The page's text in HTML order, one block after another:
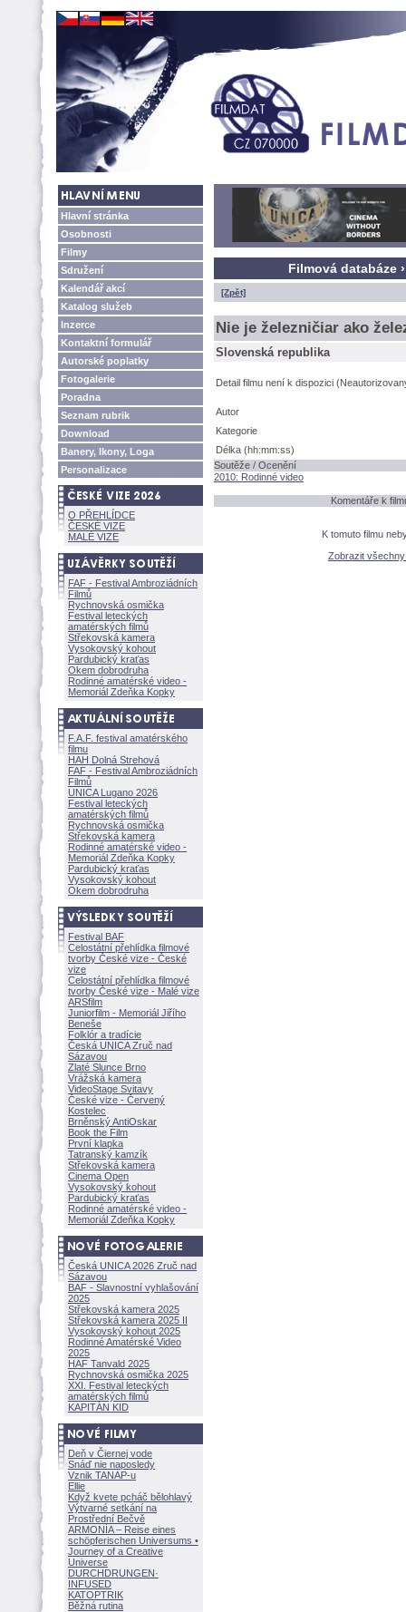
Hlavní stránka
Osobnosti
Filmy
Sdružení
Kalendář akcí
Katalog služeb
Inzerce
Kontaktní formulář
Autorské poplatky
Fotogalerie
Poradna
Seznam rubrik
Download
Banery, Ikony, Loga
Personalizace
O PŘEHLÍDCE
ČESKÉ VIZE
MALÉ VIZE
FAF - Festival Ambroziádních
Filmů
Rychnovská osmička
Festival leteckých
amatérských filmů
Střekovská kamera
Vysokovský kohout
Pardubický kraťas
Okem dobrodruha
Rodinné amatérské video -
Memoriál Zdeňka Kopky
F.A.F. festival amatérského
filmu
HAH Dolná Strehov
FAF - Festival Ambroziádních
Filmů
UNICA Lugano 2026
Festival leteckých
amatérských filmů
Rychnovská osmička
Střekovská kamera
Rodinné amatérské video -
Memoriál Zdeňka Kopky
Pardubický kraťas
Vysokovský kohout
Okem dobrodruha
Festival BAF
Celostátní přehlídka filmové
tvorby České vize - České
vize
Celostátní přehlídka filmové
tvorby České vize - Malé vize
ARSfilm
Juniorfilm - Memoriál Jiřího
Beneše
Folklór a tradície
Česká UNICA Zruč nad
Sázavou
Zlaté Slunce Brno
Vrážská kamera
VideoStage Svitavy
České vize - Červený
Kostelec
Brněnský AntiOskar
Book the Film
První klapka
Tatranský kamzík
Střekovská kamera
Cinema Open
Vysokovský kohout
Pardubický kraťas
Rodinné amatérské video -
Memoriál Zdeňka Kopky
Česká UNICA 2026 Zruč nad
Sázavou
BAF - Slavnostní vyhlašování
2025
Střekovská kamera 2025
Střekovská kamera 2025 II
Vysokovský kohout 2025
Rodinné Amatérské Video
2025
HAF Tanvald 2025
Rychnovská osmička 2025
XXI. Festival leteckých
amatérských filmů
KAPITÁN KID
Deň v Čiernej vode
Snáď nie naposledy
Vznik TANAP-u
Ellie
Když kvete pcháč bělohlavý
Výtvarné setkání na
Prostřední Bečvě
ARMONÍA – Reise eines
schöpferischen Universums •
Journey of a Creative
Universe
DURCHDRUNGEN·
INFUSED
KATOPTRIK
Běžná rutina
Filmová databáze
[Zpět]
Nie je železničiar ako
Slovenská republika
Detail filmu není k dispozici
Autor
Kategorie
Délka (hh:mm:ss)
Soutěže / Ocenění
2010: Rodinné video
Komentáře k
K tomuto filmu
Zobrazit